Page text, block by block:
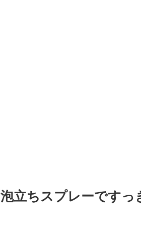
泡立ちスプレーですっ